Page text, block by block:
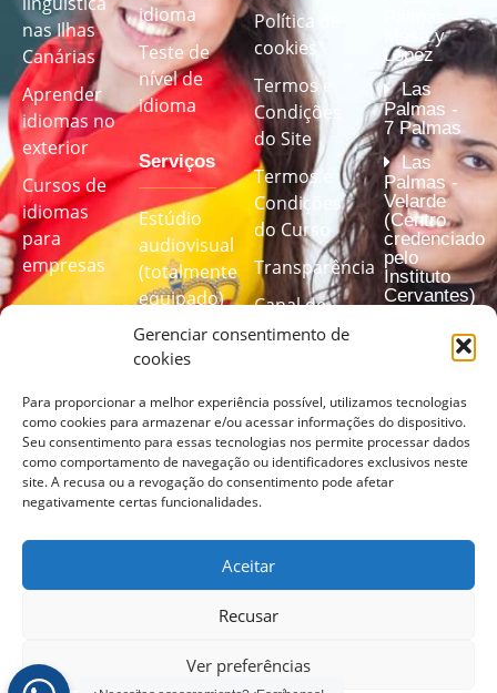
Gerenciar consentimento de
cookies
Para proporcionar a melhor experiência possível, utilizamos tecnologias
como cookies para armazenar e/ou acessar informações do dispositivo.
Seu consentimento para essas tecnologias nos permite processar dados
como comportamento de navegação ou identificadores exclusivos neste
site. A recusa ou a revogação do consentimento pode afetar
negativamente certas funcionalidades.
Aceitar
Recusar
Ver preferências
nas Ilhas
Canárias
Aprender
idiomas no
exterior
Cursos de
idiomas
para
empresas
Faça nosso
teste de
idioma para
descobrir
O
idioma
Teste de
nível de
idioma
Serviços
Estúdio
audiovisual
(totalmente
equipado)
Programas de
treinamento
personalizados
Política de
cookies
Termos e
Condições
do Site
Termos e
Condições
do Curso
Transparência
Canal de
denúncias
Palmas -
Mesa y
López
Las
Palmas -
7 Palmas
Las
Palmas -
Velarde
(Centro
credenciado
pelo
Instituto
Cervantes)